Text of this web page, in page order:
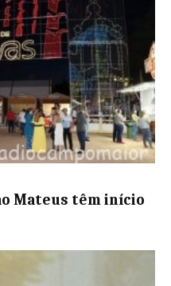
Mateus têm início